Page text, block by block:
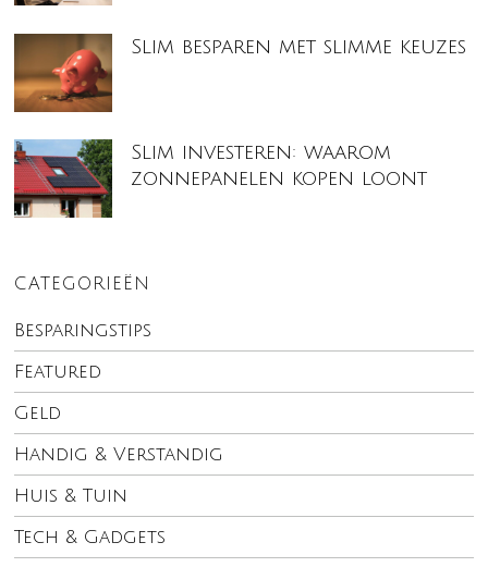
Slim besparen met slimme keuzes
Slim investeren: waarom
zonnepanelen kopen loont
CATEGORIEËN
Besparingstips
Featured
Geld
Handig & Verstandig
Huis & Tuin
Tech & Gadgets